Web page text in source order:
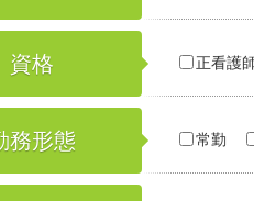
資格 正看護
務形態 常勤